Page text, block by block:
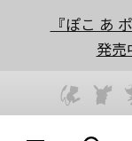
『ぽこ あ
発売